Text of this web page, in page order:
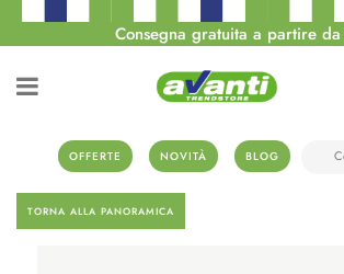
Consegna gratuita a partire
OFFERTE NOVITÀ BLOG
TORNA ALLA PANORAMICA